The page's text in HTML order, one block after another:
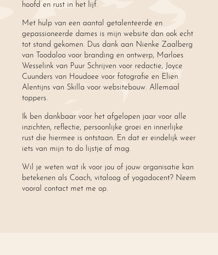
hoofd en rust in het lijf.
Met hulp van een aantal getalenteerde en
gepassioneerde dames is mijn website dan ook echt
tot stand gekomen. Dus dank aan Nienke Zaalberg
van Toodaloo voor branding en ontwerp, Marloes
Wesselink van Puur Schrijven voor redactie, Joyce
Cuunders van Houdoee voor fotografie en Elien
Alentijns van Skilla voor websitebouw. Allemaal
toppers.
Ik ben dankbaar voor het afgelopen jaar voor alle
inzichten, reflectie, persoonlijke groei en innerlijke
rust die hiermee is ontstaan. En dat er eindelijk weer
iets van mijn to do lijstje af mag.
Wil je weten wat ik voor jou of jouw organisatie kan
betekenen als Coach, vitaloog of yogadocent? Neem
vooral contact met me op.